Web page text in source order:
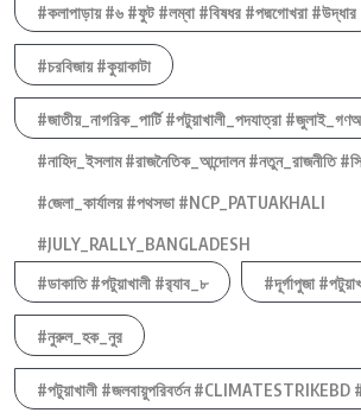
#কলাপাড়ায় #৬ #ফুট #লম্বা #বিষধর #পদ্মগোখরা #উদ্ধার
#চরবিজায় #কুয়াকাটা
#জাতীয়_নাগরিক_পার্টি #পটুয়াখালী_পদযাত্রা
#নাহিদ_ইসলাম #রাজনৈতিক_আন্দোলন #নতুন_রাজনীতি
#জেলা_কার্যালয় #পথসভা #NCP_PATUAKHALI
#JULY_RALLY_BANGLADESH
#ডাকাতি #পটুয়াখালী #র‍্যাব_৮
#দূর্গাপুজা
#নুরুল_হক_নুর
#পটুয়াখালী #জলবায়ুপরিবর্তন #CLIMATESTRIKEBD